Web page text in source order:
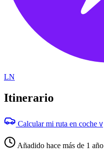
LN
Itinerario
Calcular mi ruta en coche V
Añadido hace más de 1 año